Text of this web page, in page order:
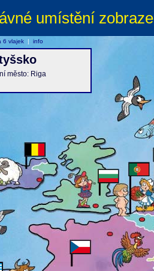
umístění
město: Riga
6 vlajek | info